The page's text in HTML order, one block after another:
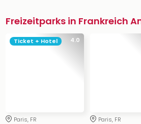
Freizeitparks in Frankreich
4.0
Ticket + Hotel
Paris, FR
Paris, FR